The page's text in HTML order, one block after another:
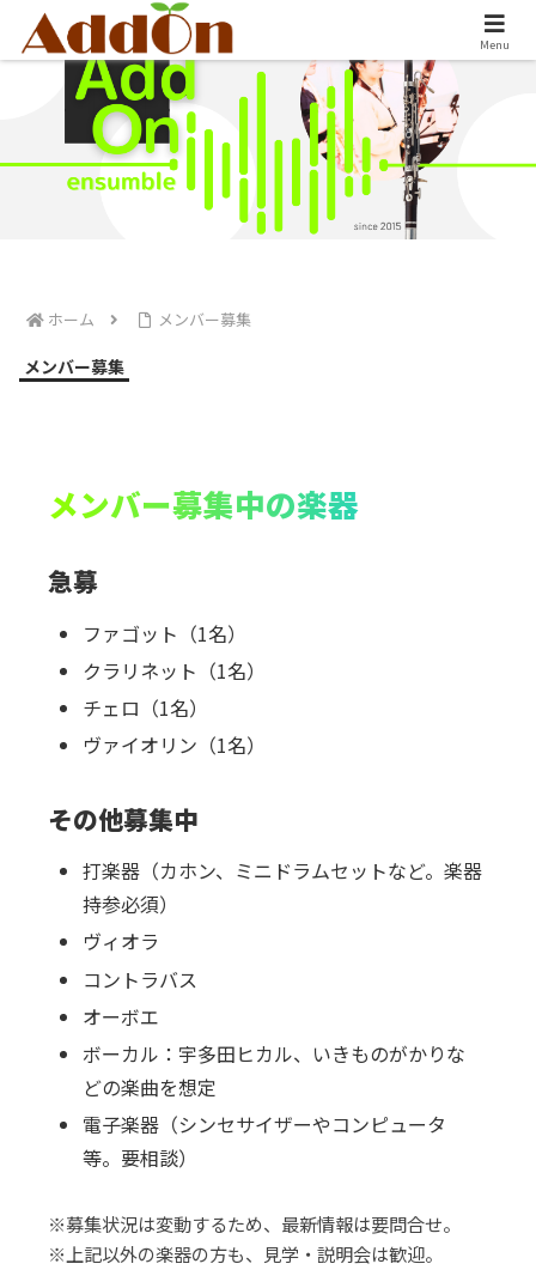
ホーム メンバー募集
メンバー募集
メンバー募集中の楽器
急募
ファゴット（1名）
クラリネット（1名）
チェロ（1名）
ヴァイオリン（1名）
その他募集中
打楽器（カホン、ミニドラムセットなど。楽器
持参必須）
ヴィオラ
コントラバス
オーボエ
ボーカル：宇多田ヒカル、いきものがかりな
どの楽曲を想定
電子楽器（シンセサイザーやコンピュータ
等。要相談）
※募集状況は変動するため、最新情報は要問合せ。
※上記以外の楽器の方も、見学・説明会は歓迎。
Menu